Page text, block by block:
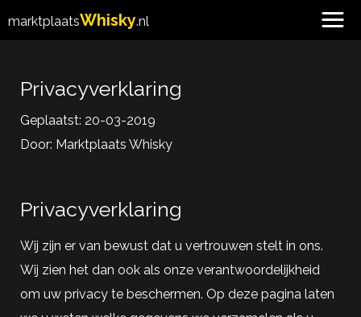
marktplaatsWhisky.nl
Privacyverklaring
Geplaatst: 20-03-2019
Door: Marktplaats Whisky
Privacyverklaring
Wij zijn er van bewust dat u vertrouwen stelt in ons.
Wij zien het dan ook als onze verantwoordelijkheid
om uw privacy te beschermen. Op deze pagina laten